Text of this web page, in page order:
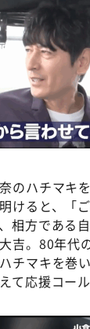
のハチマキ
けると、「
相方である
吉。80年代
チマキを巻
て応援コー